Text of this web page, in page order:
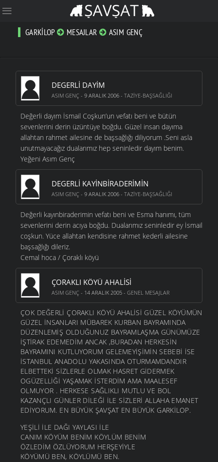
GARKILOP MESAJLAR ASIM GENÇ
DEGERLI DAYIM
ASIM GENÇ - 9 ARALIK 2006 - TAZIYE-BAŞSAĞLIĞI
Değerli dayım İsmail Coşkun’un vefatı beni ve bütün
sevenlerini derin üzüntüye boğdu. Güzel insan dayıma
allahtan rahmet ailesine de başsağlığı diliyorum .Seni asla
unutmayacağız dualarımız hep seninledir dayım benim.
Yeğeni Asım Genç
DEGERLI KAYINBIRADERIMIN
ASIM GENÇ - 9 ARALIK 2006 - TAZIYE-BAŞSAĞLIĞI
Değerli kayınbiraderimin vefatı beni ve Esma hanımı, tüm
sevenlerini derin acıya boğdu. Dualarımız seninledir ey İsmail
coşkun. Yüce allahtan kendisine rahmet kederli ailesine
başsağlığı dileriz.
Cemal hoca / Çoraklı köyü
ÇORAKLI KÖYÜ AHALİSİ
ASIM GENÇ - 14 ARALIK 2005 - GENEL MESAJLAR
ÇOK DEĞERLİ ÇORAKLI KÖYÜ AHALİSİ GÜZEL KÖYÜMÜN
GÜZEL İNSANLARI MÜBAREK KURBAN BAYRAMINDA
DÜZENLEMİŞ OLDUĞUNUZ BAYRAMLAŞMA GÜNÜMÜZE
İŞTİRAK EDEMEDİM ANCAK ,BURADAN HERKESİN
BAYRAMINI KUTLUYORUM GELEMEYİŞİMİN SEBEBİ İSE
İSTANBUL ANADOLU YAKASINDA OTURMAMDANDIR
ELBETTEKİ SİZLERLE OLMAK HASRET GİDERMEK
OGÜZELLİĞİ YAŞAMAK İSTERDİM AMA MAALESEF
OLMUYOR . HERKESE SAĞLIKLI MUTLU VE BOL
KAZANÇLI GÜNLER DİLEĞİ İLE SİZLERİ ALLAHA EMANET
EDİYORUM. EN BÜYÜK ŞAVŞAT EN BÜYÜK GARKİLOP.
YEŞİLİ İLE DAĞI YAYLASI İLE
CANIM KÖYÜM BENİM KÖYLÜM BENİM
ÖZLEDİM ÖZLÜYORUM HERŞEYİYLE
KÖYÜMÜ BEN, KÖYLÜMÜ BEN.